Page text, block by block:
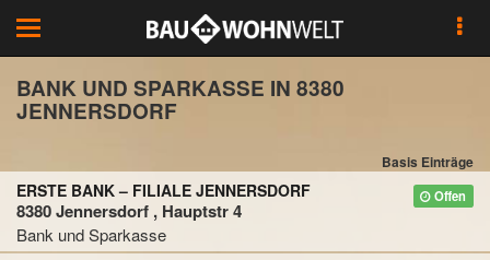
Toggle
navigation
BANK UND SPARKASSE IN 8380
JENNERSDORF
Basis Einträge
Offen
ERSTE BANK – FILIALE JENNERSDORF
8380 Jennersdorf , Hauptstr 4
Bank und Sparkasse